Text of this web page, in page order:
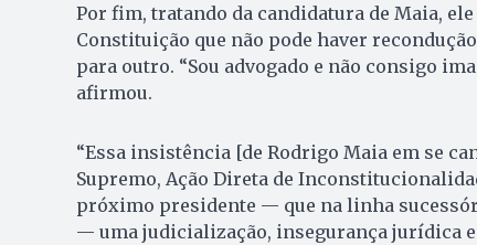
Por fim, tratando da candidatura de Maia,
Constituição que não pode haver
para outro. “Sou advogado e não consigo
afirmou.
“Essa insistência [de Rodrigo Maia em se
Supremo, Ação Direta de
próximo presidente — que na linha
— uma judicialização, insegurança jurídica